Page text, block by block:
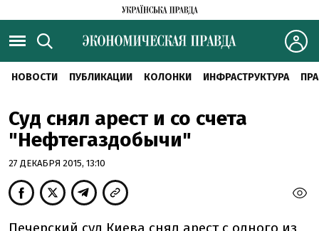
НОВОСТИ ПУБЛИКАЦИИ КОЛОНКИ ИНФРАСТРУКТУРА
Суд снял арест и со счета
"Нефтегаздобычи"
27 ДЕКАБРЯ 2015, 13:10